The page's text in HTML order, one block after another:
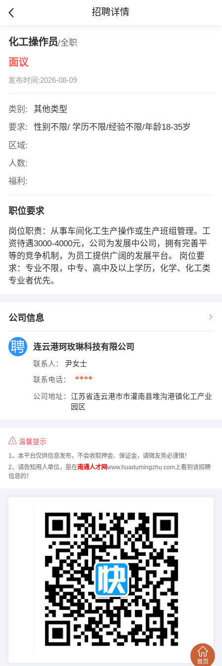
招聘详情
化工操作员/全职
面议
发布时间:2026-08-09
类别:
其他类型
要求:
性别不限/ 学历不限/经验不限/年龄18-35岁
区域:
人数:
福利:
职位要求
岗位职责：从事车间化工生产操作或生产班组管理。工
资待遇3000-4000元，公司为发展中公司，拥有完善平
等的竞争机制，为员工提供广阔的发展平台。 岗位要
求：专业不限，中专、高中及以上学历，化学、化工类
专业者优先。
公司信息
连云港珂玫琳科技有限公司
联系人： 尹女士
联系电话： ****
公司地址：
江苏省连云港市市灌南县堆沟港镇化工产业
园区
温馨提示
1、本平台仅供信息发布，不会收取押金、保证金，请微友务必谨慎！
2、请告知用人单位，是在南通人才网www.huadumingzhu.com上看到该招聘
信息的！